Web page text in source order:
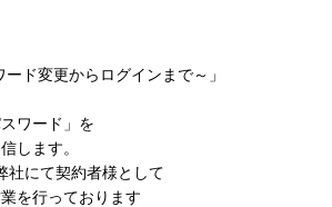
変更からログインまで～」
ワード」を
します。
にて契約者様として
を行っております